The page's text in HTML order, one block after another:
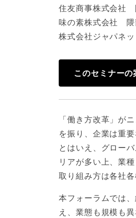
住友商事株式会社
味の素株式会社 隈
株式会社ジャパネ
このセミナーの
「働き方改革」が
を振り、企業は重
とはいえ、グロー
リアが多い上、業
取り組み方は各社各
本フォーラムでは
え、業態も規模も